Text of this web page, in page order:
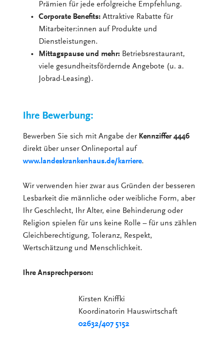
Prämien für jede erfolgreiche Empfehlung.
Corporate Benefits:Attraktive Rabatte für
Mitarbeiter:innen auf Produkte und
Dienstleistungen.
Mittagspause und mehr: Betriebsrestaurant,
viele gesundheitsfördernde Angebote (u. a.
Jobrad-Leasing).
Ihre Bewerbung:
Bewerben Sie sich mit Angabe derKennziffer 4446
direkt über unser Onlineportal auf
www.landeskrankenhaus.de/karriere.
Wir verwenden hier zwar aus Gründen der besseren
Lesbarkeit die männliche oder weibliche Form, aber
Ihr Geschlecht, Ihr Alter, eine Behinderung oder
Religion spielen für uns keine Rolle – für uns zählen
Gleichberechtigung, Toleranz, Respekt,
Wertschätzung und Menschlichkeit.
Ihre Ansprechperson:
Kirsten Kniffki
Koordinatorin Hauswirtschaft
02632/407 5152